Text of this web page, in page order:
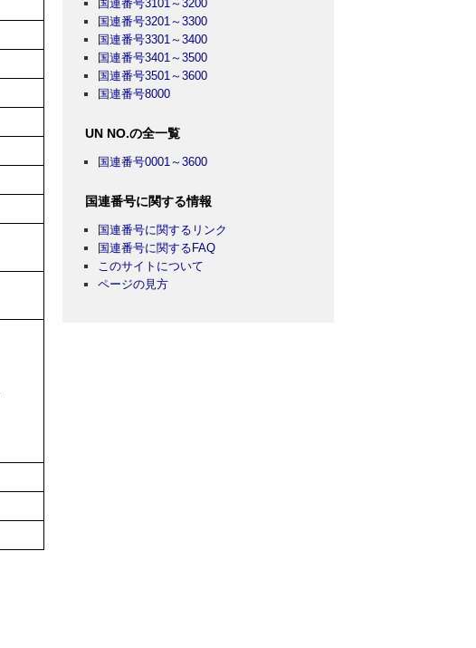
国連番号3101～3200
国連番号3201～3300
国連番号3301～3400
国連番号3401～3500
国連番号3501～3600
国連番号8000
UN NO.の全一覧
国連番号0001～3600
国連番号に関する情報
国連番号に関するリンク
国連番号に関するFAQ
このサイトについて
ページの見方